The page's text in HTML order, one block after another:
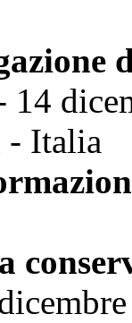
14
- Italia